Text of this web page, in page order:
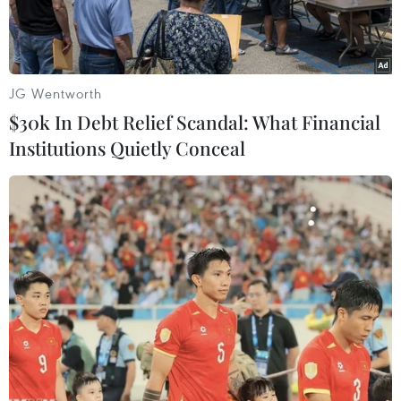
Khách tham quan tìm hiểu thông tin về cafe Trung Nguyên.
(Ảnh: Mạnh Cường/TTXVN)
Trong khuôn khổ Hội chợ ASEAN-Trung Quốc
lần thứ 18 (CAEXPO 2021), ngày 11/9 tại Trung
tâm Triển lãm và Hội nghị quốc tế thành phố
JG Wentworth
$30k In Debt Relief Scandal: What Financial
Institutions Quietly Conceal